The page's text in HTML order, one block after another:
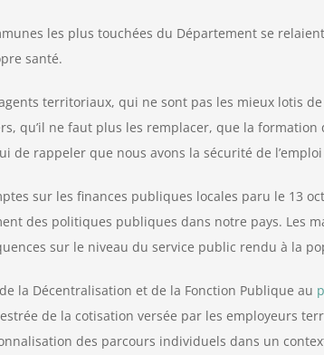
les plus touchées du Département se
santé.
territoriaux, qui ne sont pas les mieux lotis
qu’il ne faut plus les remplacer, que la
de rappeler que nous avons la sécurité de l’emploi
sur les finances publiques locales paru le 13
des politiques publiques dans notre pays. Les
sur le niveau du service public rendu à la
de la Décentralisation et de la Fonction Publique au
de la cotisation versée par les employeurs
des parcours individuels dans un